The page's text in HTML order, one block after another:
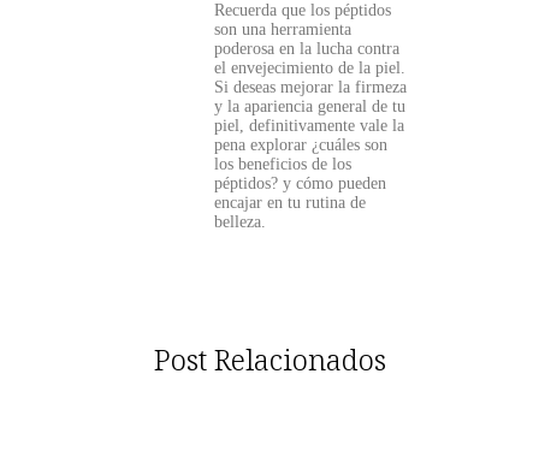
Recuerda que los péptidos
son una herramienta
poderosa en la lucha contra
el envejecimiento de la piel.
Si deseas mejorar la firmeza
y la apariencia general de tu
piel, definitivamente vale la
pena explorar ¿cuáles son
los beneficios de los
péptidos? y cómo pueden
encajar en tu rutina de
belleza.
Post Relacionados